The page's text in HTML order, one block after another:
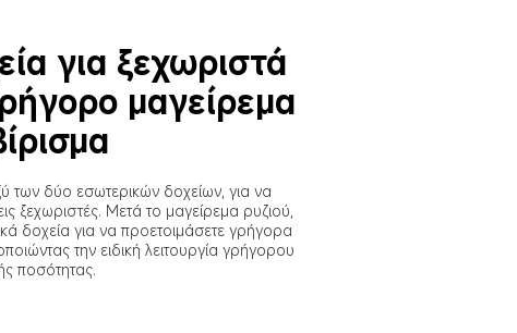
για ξεχωριστά
μαγείρεμα
των δύο εσωτερικών δοχείων, για να
ξεχωριστές. Μετά το μαγείρεμα ρυζιού,
δοχεία για να προετοιμάσετε γρήγορα
την ειδική λειτουργία γρήγορου
ποσότητας.